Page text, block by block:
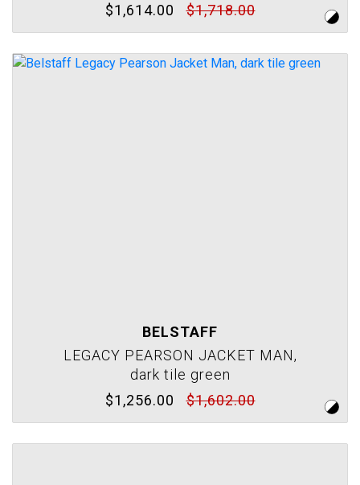
$1,614.00
$1,718.00
BELSTAFF
LEGACY PEARSON JACKET MAN,
dark tile green
$1,256.00
$1,602.00